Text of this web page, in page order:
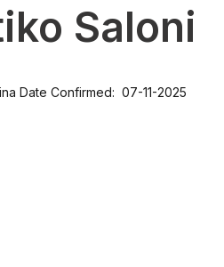
Saloni
Date Confirmed: 07-11-2025